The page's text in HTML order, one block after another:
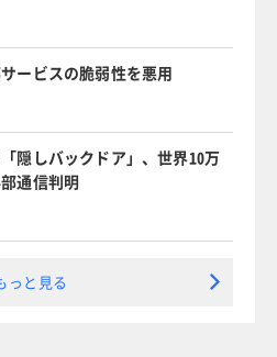
ービスの脆弱性を悪用
隠しバックドア」、世界10万
通信判明
っと見る